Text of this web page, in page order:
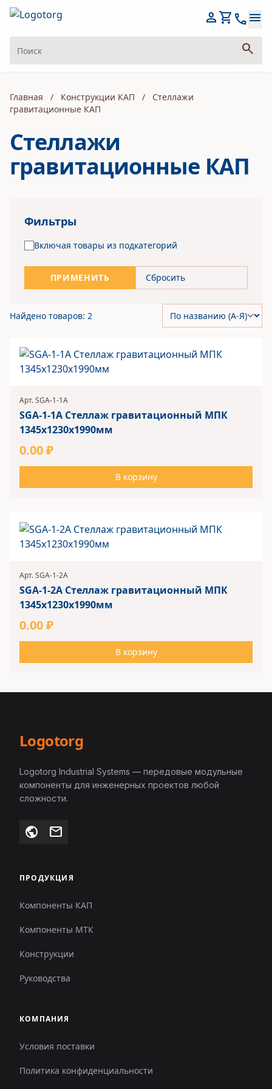
search
personshopping_cart callmenu
Главная / Конструкции КАП /
Стеллажи
гравитационные КАП
Стеллажи
гравитационные КАП
Фильтры
Включая товары из подкатегорий
ПРИМЕНИТЬ Сбросить
Найдено товаров: 2
Арт. SGA-1-1A
SGA-1-1A Стеллаж гравитационный МПК
1345х1230х1990мм
0.00 ₽
В корзину
Арт. SGA-1-2A
SGA-1-2A Стеллаж гравитационный МПК
1345х1230х1990мм
0.00 ₽
В корзину
Logotorg
Logotorg Industrial Systems — передовые модульные
компоненты для инженерных проектов любой
сложности.
public mail
ПРОДУКЦИЯ
Компоненты КАП
Компоненты МТК
Конструкции
Руководства
КОМПАНИЯ
Условия поставки
Политика конфиденциальности